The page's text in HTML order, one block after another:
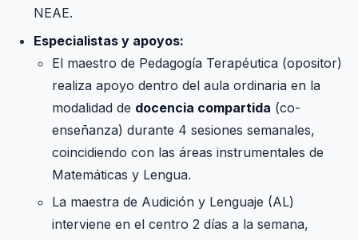
NEAE.
Especialistas y apoyos:
El maestro de Pedagogía Terapéutica (opositor)
realiza apoyo dentro del aula ordinaria en la
modalidad de docencia compartida (co-
enseñanza) durante 4 sesiones semanales,
coincidiendo con las áreas instrumentales de
Matemáticas y Lengua.
La maestra de Audición y Lenguaje (AL)
interviene en el centro 2 días a la semana,